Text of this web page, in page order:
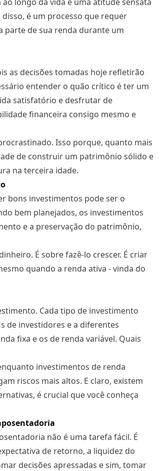
é um processo que requer
parte de sua renda durante um
as decisões tomadas hoje refletirão
entender o quão crítico é ter um
satisfatório e desfrutar de
financeira consigo mesmo e
Isso porque, quanto mais
de construir um patrimônio sólido e
na terceira idade.
bons investimentos pode ser o
bem planejados, os investimentos
e a preservação do patrimônio,
É sobre fazê-lo crescer. É criar
quando a renda ativa - vinda do
Cada tipo de investimento
de investidores e a diferentes
fixa e os de renda variável. Quais
investimentos de renda
riscos mais altos. E claro, existem
é crucial que você conheça
não é uma tarefa fácil. É
de retorno, a liquidez do
decisões apressadas e sim, tomar